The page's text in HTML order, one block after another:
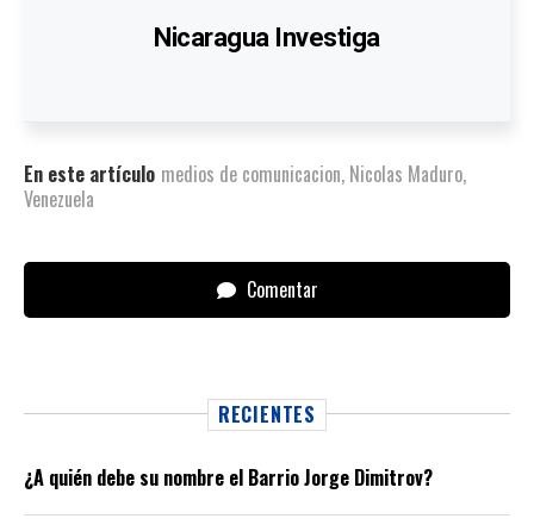
Nicaragua Investiga
En este artículo medios de comunicacion, Nicolas Maduro,
Venezuela
Comentar
RECIENTES
¿A quién debe su nombre el Barrio Jorge Dimitrov?